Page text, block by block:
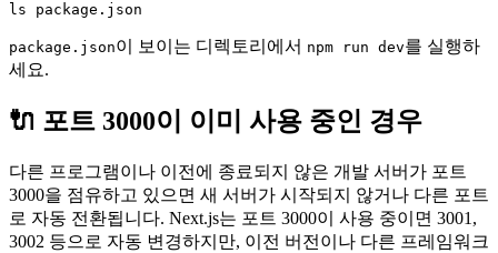
package.json이 보이는 디렉토리에서 npm run dev를 실행하
세요.
🔌 포트 3000이 이미 사용 중인 경우
다른 프로그램이나 이전에 종료되지 않은 개발 서버가 포트
3000을 점유하고 있으면 새 서버가 시작되지 않거나 다른 포트
로 자동 전환됩니다. Next.js는 포트 3000이 사용 중이면 3001,
3002 등으로 자동 변경하지만, 이전 버전이나 다른 프레임워크